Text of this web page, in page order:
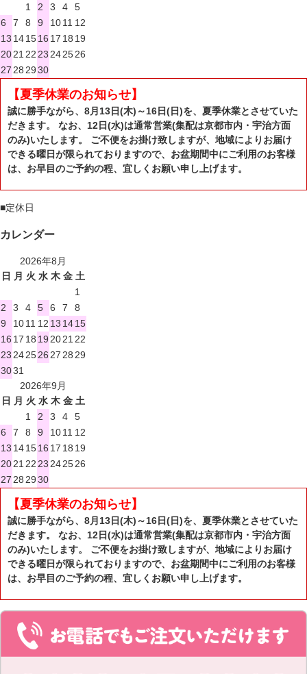
1
2 3 4
5
6
7 8 9 1011 12
13 141516 17 18 19
2021 22 23 242526
27 28 2930
【夏季休業のお知らせ】
誠に勝手ながら、8月13日(木)～16日(日)を、夏季休業とさせていた
だきます。 なお、12日(水)は通常営業(集配は京都市内・宇治方面
のみ)いたします。 ご不便をお掛け致しますが、地域によりお届け
できる曜日が限られておりますので、お盆期間中にご利用のお客様
は、お早目のご予約の程、宜しくお願い申し上げます。
■定休日
カレンダー
2026年8月
日
月 火 水 木 金 土
1
2
3 4 5 6 7
8
9
1011 12 13 1415
16 17 18 19 2021 22
23 242526 27 28 29
3031
2026年9月
日
月 火 水 木 金 土
1
2 3 4
5
6
7 8 9 1011 12
13 141516 17 18 19
2021 22 23 242526
27 28 2930
【夏季休業のお知らせ】
誠に勝手ながら、8月13日(木)～16日(日)を、夏季休業とさせていた
だきます。 なお、12日(水)は通常営業(集配は京都市内・宇治方面
のみ)いたします。 ご不便をお掛け致しますが、地域によりお届け
できる曜日が限られておりますので、お盆期間中にご利用のお客様
は、お早目のご予約の程、宜しくお願い申し上げます。